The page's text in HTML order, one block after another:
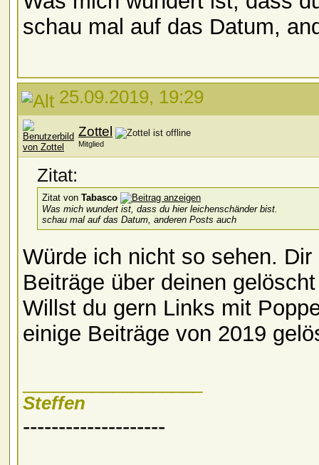
schau mal auf das Datum,
25.09.2019, 19:29
Zottel
Mitglied
Zitat:
Zitat von Tabasco
Was mich wundert ist, dass du hier leichenschänder bist.
schau mal auf das Datum, anderen Posts auch
Würde ich nicht so sehen.
Beiträge über deinen
Willst du gern Links mit
einige Beiträge von 2019
Steffen
--------------------